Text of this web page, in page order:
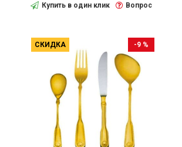
Купить в один клик Вопрос
СКИДКА -9 %